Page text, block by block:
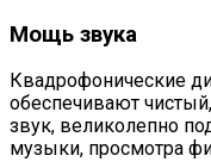
Мощь звука
Квадрофонические
обеспечивают
звук, великолепно
музыки, просмотра